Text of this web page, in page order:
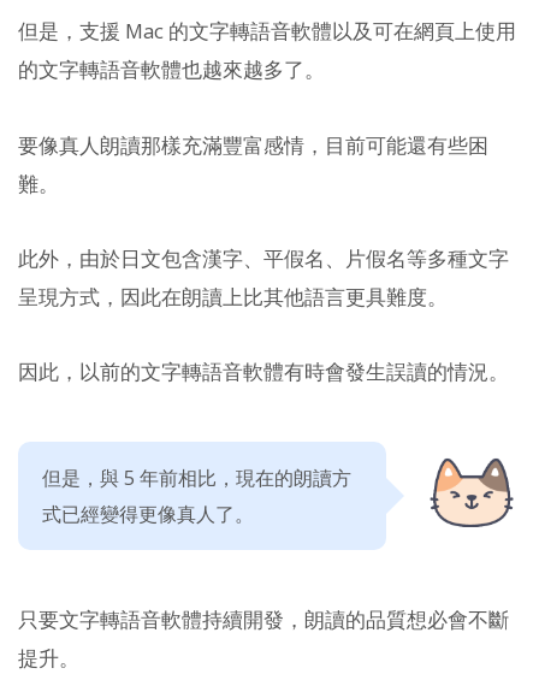
但是，支援 Mac 的文字轉語音軟體以及可在網頁上使用
的文字轉語音軟體也越來越多了。
要像真人朗讀那樣充滿豐富感情，目前可能還有些困
難。
此外，由於日文包含漢字、平假名、片假名等多種文字
呈現方式，因此在朗讀上比其他語言更具難度。
因此，以前的文字轉語音軟體有時會發生誤讀的情況。
但是，與 5 年前相比，現在的朗讀方
式已經變得更像真人了。
只要文字轉語音軟體持續開發，朗讀的品質想必會不斷
提升。